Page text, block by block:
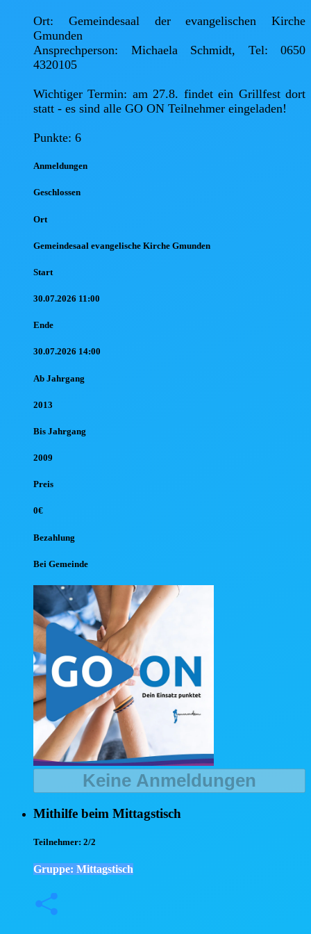
Ort: Gemeindesaal der evangelischen Kirche
Gmunden
Ansprechperson: Michaela Schmidt, Tel: 0650
4320105
Wichtiger Termin: am 27.8. findet ein Grillfest dort
statt - es sind alle GO ON Teilnehmer eingeladen!
Punkte: 6
Anmeldungen
Geschlossen
Ort
Gemeindesaal evangelische Kirche Gmunden
Start
30.07.2026 11:00
Ende
30.07.2026 14:00
Ab Jahrgang
2013
Bis Jahrgang
2009
Preis
0€
Bezahlung
Bei Gemeinde
Keine Anmeldungen
Mithilfe beim Mittagstisch
Teilnehmer: 2/2
Gruppe: Mittagstisch